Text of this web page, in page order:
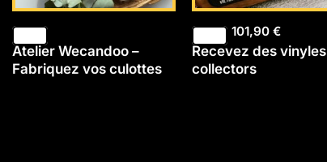
Atelier Wecandoo –
Fabriquez vos culottes
101,90€
Recevez des vinyles
collectors